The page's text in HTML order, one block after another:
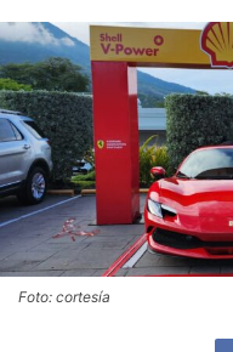
Foto: cortesía